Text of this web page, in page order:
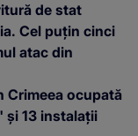
de stat
Cel puțin cinci
atac din
Crimeea ocupată
și 13 instalații